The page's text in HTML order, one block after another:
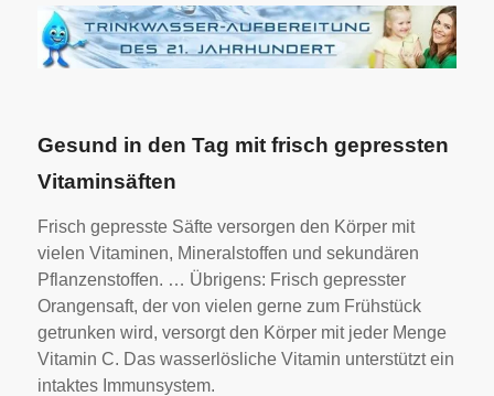
Gesund in den Tag mit frisch gepressten
Vitaminsäften
Frisch gepresste Säfte versorgen den Körper mit
vielen Vitaminen, Mineralstoffen und sekundären
Pflanzenstoffen. … Übrigens: Frisch gepresster
Orangensaft, der von vielen gerne zum Frühstück
getrunken wird, versorgt den Körper mit jeder Menge
Vitamin C. Das wasserlösliche Vitamin unterstützt ein
intaktes Immunsystem.